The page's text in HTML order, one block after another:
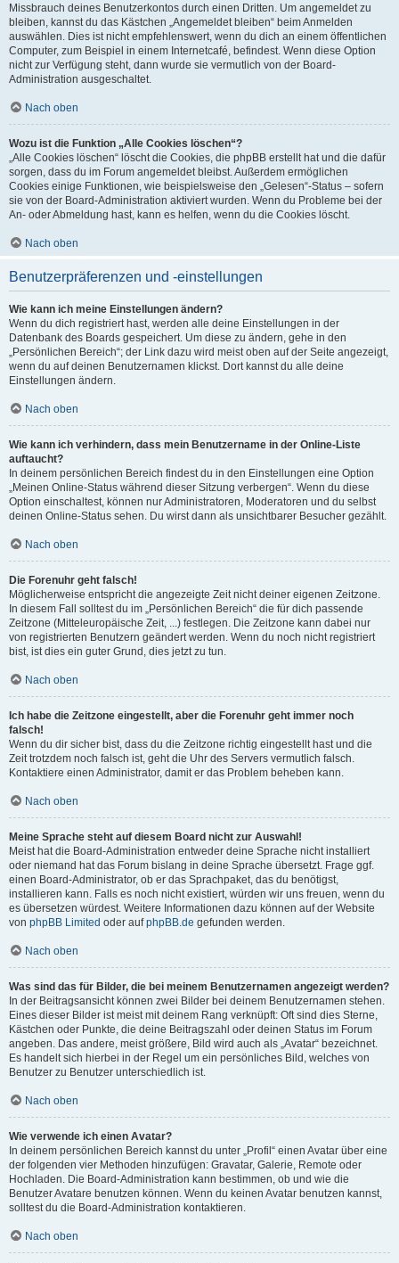
Missbrauch deines Benutzerkontos durch einen Dritten. Um angemeldet zu
bleiben, kannst du das Kästchen „Angemeldet bleiben“ beim Anmelden
auswählen. Dies ist nicht empfehlenswert, wenn du dich an einem öffentlichen
Computer, zum Beispiel in einem Internetcafé, befindest. Wenn diese Option
nicht zur Verfügung steht, dann wurde sie vermutlich von der Board-
Administration ausgeschaltet.
Nach oben
Wozu ist die Funktion „Alle Cookies löschen“?
„Alle Cookies löschen“ löscht die Cookies, die phpBB erstellt hat und die dafür
sorgen, dass du im Forum angemeldet bleibst. Außerdem ermöglichen
Cookies einige Funktionen, wie beispielsweise den „Gelesen“-Status – sofern
sie von der Board-Administration aktiviert wurden. Wenn du Probleme bei der
An- oder Abmeldung hast, kann es helfen, wenn du die Cookies löscht.
Nach oben
Benutzerpräferenzen und -einstellungen
Wie kann ich meine Einstellungen ändern?
Wenn du dich registriert hast, werden alle deine Einstellungen in der
Datenbank des Boards gespeichert. Um diese zu ändern, gehe in den
„Persönlichen Bereich“; der Link dazu wird meist oben auf der Seite angezeigt,
wenn du auf deinen Benutzernamen klickst. Dort kannst du alle deine
Einstellungen ändern.
Nach oben
Wie kann ich verhindern, dass mein Benutzername in der Online-Liste
auftaucht?
In deinem persönlichen Bereich findest du in den Einstellungen eine Option
„Meinen Online-Status während dieser Sitzung verbergen“. Wenn du diese
Option einschaltest, können nur Administratoren, Moderatoren und du selbst
deinen Online-Status sehen. Du wirst dann als unsichtbarer Besucher gezählt.
Nach oben
Die Forenuhr geht falsch!
Möglicherweise entspricht die angezeigte Zeit nicht deiner eigenen Zeitzone.
In diesem Fall solltest du im „Persönlichen Bereich“ die für dich passende
Zeitzone (Mitteleuropäische Zeit, ...) festlegen. Die Zeitzone kann dabei nur
von registrierten Benutzern geändert werden. Wenn du noch nicht registriert
bist, ist dies ein guter Grund, dies jetzt zu tun.
Nach oben
Ich habe die Zeitzone eingestellt, aber die Forenuhr geht immer noch
falsch!
Wenn du dir sicher bist, dass du die Zeitzone richtig eingestellt hast und die
Zeit trotzdem noch falsch ist, geht die Uhr des Servers vermutlich falsch.
Kontaktiere einen Administrator, damit er das Problem beheben kann.
Nach oben
Meine Sprache steht auf diesem Board nicht zur Auswahl!
Meist hat die Board-Administration entweder deine Sprache nicht installiert
oder niemand hat das Forum bislang in deine Sprache übersetzt. Frage ggf.
einen Board-Administrator, ob er das Sprachpaket, das du benötigst,
installieren kann. Falls es noch nicht existiert, würden wir uns freuen, wenn du
es übersetzen würdest. Weitere Informationen dazu können auf der Website
von phpBB Limited oder aufphpBB.de gefunden werden.
Nach oben
Was sind das für Bilder, die bei meinem Benutzernamen angezeigt werden?
In der Beitragsansicht können zwei Bilder bei deinem Benutzernamen stehen.
Eines dieser Bilder ist meist mit deinem Rang verknüpft: Oft sind dies Sterne,
Kästchen oder Punkte, die deine Beitragszahl oder deinen Status im Forum
angeben. Das andere, meist größere, Bild wird auch als „Avatar“ bezeichnet.
Es handelt sich hierbei in der Regel um ein persönliches Bild, welches von
Benutzer zu Benutzer unterschiedlich ist.
Nach oben
Wie verwende ich einen Avatar?
In deinem persönlichen Bereich kannst du unter „Profil“ einen Avatar über eine
der folgenden vier Methoden hinzufügen: Gravatar, Galerie, Remote oder
Hochladen. Die Board-Administration kann bestimmen, ob und wie die
Benutzer Avatare benutzen können. Wenn du keinen Avatar benutzen kannst,
solltest du die Board-Administration kontaktieren.
Nach oben